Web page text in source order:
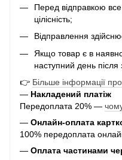
Перед відправкою
цілісність;
Відправлення
Якщо товар є в
наступний день
👉 Більше інформації
— Накладений платіж
Передоплата 20% —
— Онлайн-оплата
100% передоплата
— Оплата частинами